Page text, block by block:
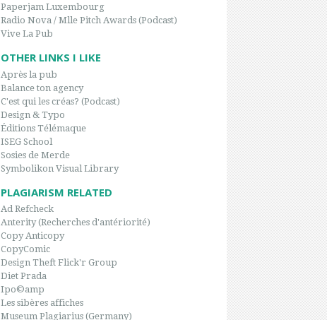
Paperjam Luxembourg
Radio Nova / Mlle Pitch Awards (Podcast)
Vive La Pub
OTHER LINKS I LIKE
Après la pub
Balance ton agency
C'est qui les créas? (Podcast)
Design & Typo
Éditions Télémaque
ISEG School
Sosies de Merde
Symbolikon Visual Library
PLAGIARISM RELATED
Ad Refcheck
Anterity (Recherches d'antériorité)
Copy Anticopy
CopyComic
Design Theft Flick'r Group
Diet Prada
Ipo©amp
Les sibères affiches
Museum Plagiarius (Germany)